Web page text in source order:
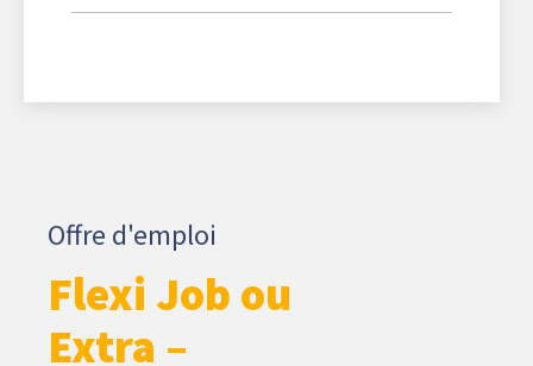
Offre d'emploi
Flexi Job ou
Extra –